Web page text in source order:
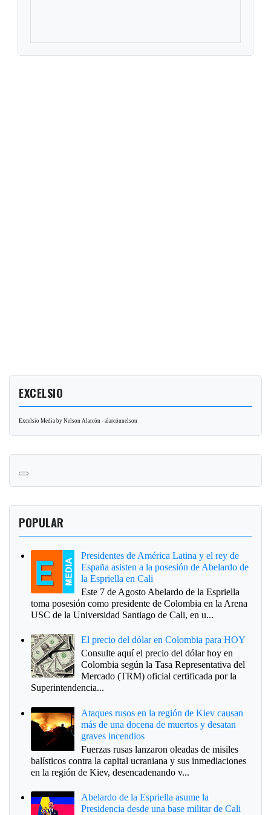
EXCELSIO
Excelsio Media by Nelson Alarcón - alarcónnelson
POPULAR
Presidentes de América Latina y el rey de
España asisten a la posesión de Abelardo de
la Espriella en Cali
Este 7 de Agosto Abelardo de la Espriella
toma posesión como presidente de Colombia en la Arena
USC de la Universidad Santiago de Cali, en u...
El precio del dólar en Colombia para HOY
Consulte aquí el precio del dólar hoy en
Colombia según la Tasa Representativa del
Mercado (TRM) oficial certificada por la
Superintendencia...
Ataques rusos en la región de Kiev causan
más de una docena de muertos y desatan
graves incendios
Fuerzas rusas lanzaron oleadas de misiles
balísticos contra la capital ucraniana y sus inmediaciones
en la región de Kiev, desencadenando v...
Abelardo de la Espriella asume la
Presidencia desde una base militar de Cali